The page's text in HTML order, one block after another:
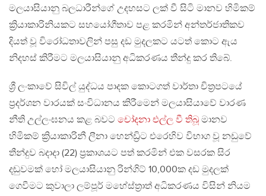
මලයාසියානු බලධාරීන්ගේ උදහසට ලක් වී සිටි මානව හිමිකම්
ක්‍රියාකාරිනියකට සහයෝගීතාව පළ කරමින් අන්තර්ජාතිකව
දියත් වූ විරෝධතාවලින් පසු දඩ මුදලකට යටත් කොට ඇය
නිදහස් කිරීමට මලයාසියානු අධිකරණය තීන්දු කර තිබේ.
ශ්‍රී ලංකාවේ සිවිල් යුද්ධය පාදක කොටගත් වාර්තා චිත්‍ර‍පටයේ
ප්‍රදර්ශන වාරයක් සංවිධානය කිරීමෙන් මලයාසියාවේ වාරණ
නීති උල්ලංඝනය කළ බවට චෝදනා එල්ල වී තිබූ මානව
හිමිකම් ක්‍රියාකාරිනී ලීනා හෙන්ඩ්‍රිට එරෙහිව විභාග වූ නඩුවේ
තීන්දුව බදාදා (22) ප්‍රකාශයට පත් කරමින් එක වසරක සිර
දඬුවමක් හෝ මලයාසියානු රින්ගිට් 10,000ක දඩ මුදලක්
ගෙවීමට කුවාලා ලම්පූර් මහේස්ත්‍රාත් අධිකරණය විසින් නියම